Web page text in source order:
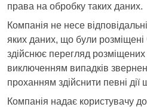
права на обробку таких даних.
Компанія не несе
яких даних, що були
здійснює перегляд
виключенням випадків
проханням здійснити певні
Компанія надає користувачу